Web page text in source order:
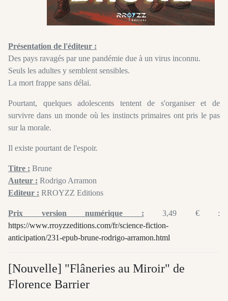
Présentation de l'éditeur :
Des pays ravagés par une pandémie due à un virus inconnu.
Seuls les adultes y semblent sensibles.
La mort frappe sans délai.
Pourtant, quelques adolescents tentent de s'organiser et de
survivre dans un monde où les instincts primaires ont pris le pas
sur la morale.
Il existe pourtant de l'espoir.
Titre : Brune
Auteur : Rodrigo Arramon
Editeur : RROYZZ Editions
Prix version numérique : 3,49 € :
https://www.rroyzzeditions.com/fr/science-fiction-
anticipation/231-epub-brune-rodrigo-arramon.html
[Nouvelle] "Flâneries au Miroir" de
Florence Barrier